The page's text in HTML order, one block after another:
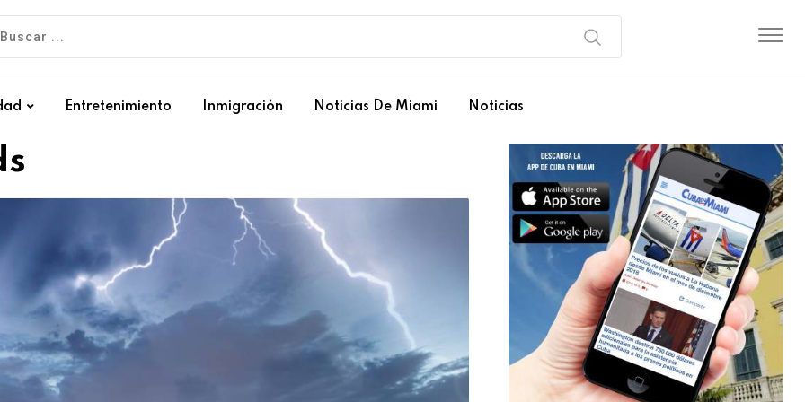
Entretenimiento Inmigración Noticias De Miami Noticias